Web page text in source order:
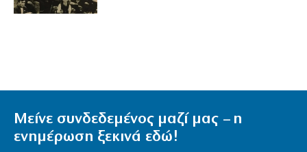
Μείνε συνδεδεμένος μαζί μας – η
ενημέρωση ξεκινά εδώ!